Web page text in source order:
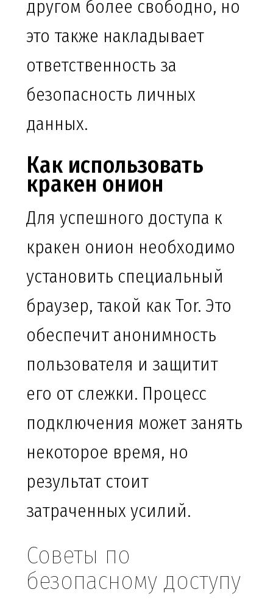
другом более свободно, но
это также накладывает
ответственность за
безопасность личных
данных.
Как использовать
кракен онион
Для успешного доступа к
кракен онион необходимо
установить специальный
браузер, такой как Tor. Это
обеспечит анонимность
пользователя и защитит
его от слежки. Процесс
подключения может занять
некоторое время, но
результат стоит
затраченных усилий.
Советы по
безопасному доступу